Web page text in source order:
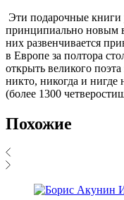
Эти подарочные книги
принципиально новым
них развенчивается
в Европе за полтора
открыть великого
никто, никогда и нигде
(более 1300
Похожие